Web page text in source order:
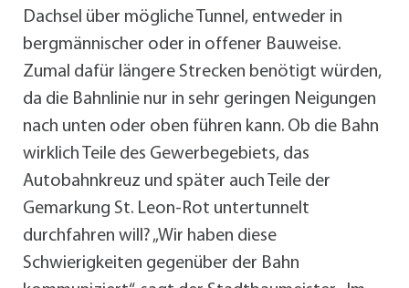
Dachsel über mögliche Tunnel, entweder in
bergmännischer oder in offener Bauweise.
Zumal dafür längere Strecken benötigt würden,
da die Bahnlinie nur in sehr geringen Neigungen
nach unten oder oben führen kann. Ob die Bahn
wirklich Teile des Gewerbegebiets, das
Autobahnkreuz und später auch Teile der
Gemarkung St. Leon-Rot untertunnelt
durchfahren will? „Wir haben diese
Schwierigkeiten gegenüber der Bahn